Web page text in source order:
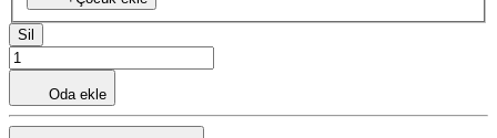
Sil
Oda ekle